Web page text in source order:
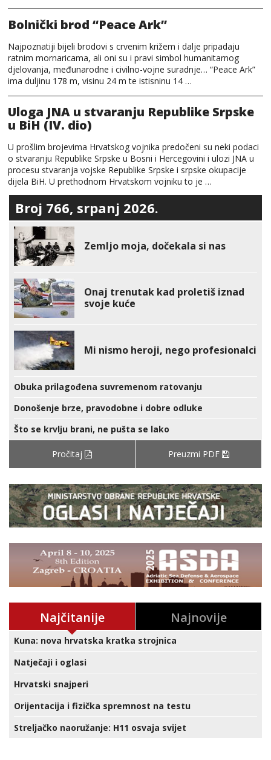
Bolnički brod “Peace Ark”
Najpoznatiji bijeli brodovi s crvenim križem i dalje pripadaju
ratnim mornaricama, ali oni su i pravi simbol humanitarnog
djelovanja, međunarodne i civilno-vojne suradnje… “Peace Ark”
ima duljinu 178 m, visinu 24 m te istisninu 14 …
Uloga JNA u stvaranju Republike Srpske
u BiH (IV. dio)
U prošlim brojevima Hrvatskog vojnika predočeni su neki podaci
o stvaranju Republike Srpske u Bosni i Hercegovini i ulozi JNA u
procesu stvaranja vojske Republike Srpske i srpske okupacije
dijela BiH. U prethodnom Hrvatskom vojniku to je …
Broj 766, srpanj 2026.
Zemljo moja, dočekala si nas
Onaj trenutak kad proletiš iznad
svoje kuće
Mi nismo heroji, nego profesionalci
Obuka prilagođena suvremenom ratovanju
Donošenje brze, pravodobne i dobre odluke
Što se krvlju brani, ne pušta se lako
Pročitaj Preuzmi PDF
Najčitanije Najnovije
Kuna: nova hrvatska kratka strojnica
Natječaji i oglasi
Hrvatski snajperi
Orijentacija i fizička spremnost na testu
Streljačko naoružanje: H11 osvaja svijet